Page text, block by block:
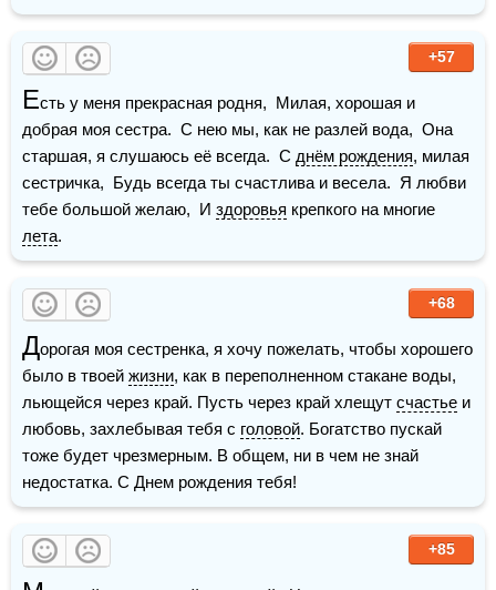
+57
Есть у меня прекрасная родня,  Милая, хорошая и
добрая моя сестра.  С нею мы, как не разлей вода,  Она
старшая, я слушаюсь её всегда.  С днём рождения, милая
сестричка,  Будь всегда ты счастлива и весела.  Я любви
тебе большой желаю,  И здоровья
лета.
+68
Дорогая моя сестренка, я хочу пожелать, чтобы хорошего
было в твоей жизни, как в переполненном стакане воды,
льющейся через край. Пусть через край хлещут счастье и
любовь, захлебывая тебя с головой. Богатство пускай
тоже будет чрезмерным. В общем, ни в чем не знай
недостатка. С Днем рождения тебя!
+85